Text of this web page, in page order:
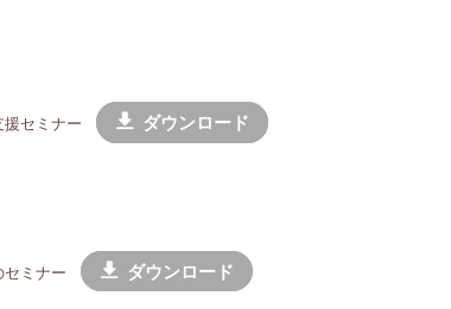
セミナー ダウンロード
ミナー ダウンロード